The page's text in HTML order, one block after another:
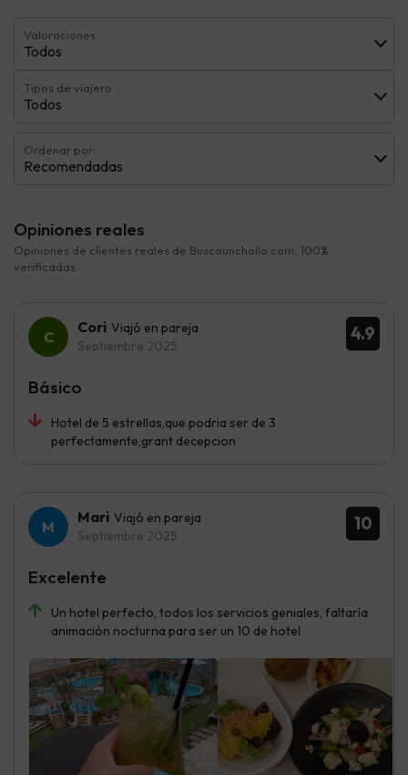
Valoraciones
Todos
Tipos de viajero
Todos
Ordenar por:
Recomendadas
Opiniones reales
Opiniones de clientes reales de Buscounchollo.com, 100%
verificadas.
4.9
Cori Viajó en pareja
Septiembre 2025
Hotel de 5 estrellas,que podria ser de 3
perfectamente,grant decepcion
Básico
10
Mari Viajó en pareja
Septiembre 2025
Un hotel perfecto, todos los servicios geniales, faltaría
animación nocturna para ser un 10 de hotel
Excelente